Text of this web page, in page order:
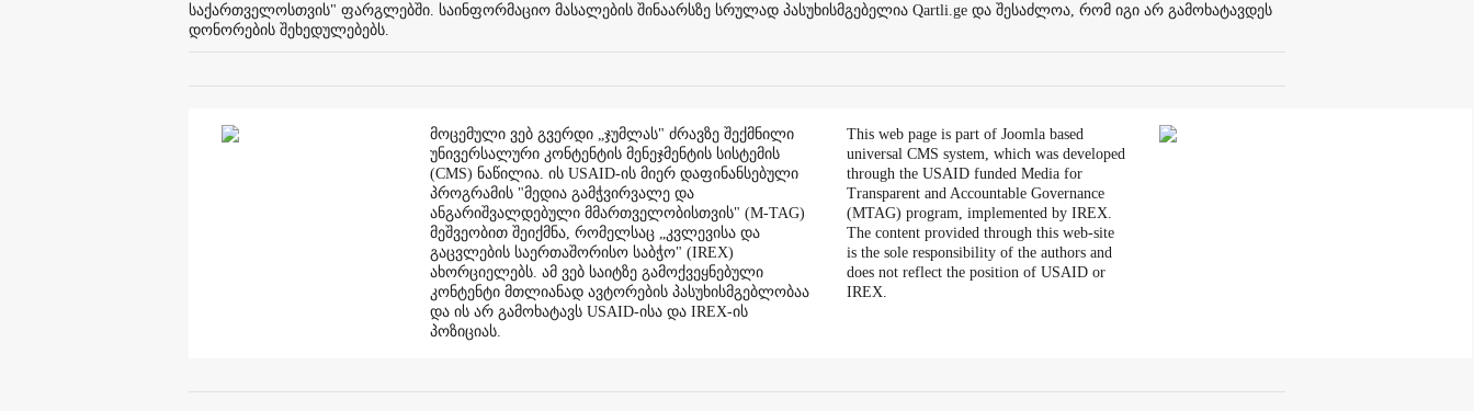
საქართველოსთვის" ფარგლებში. საინფორმაციო მასალების შინაარსზე სრულად პასუხისმგებელია Qartli.ge და შესაძლოა, რომ იგი არ გამოხატავდეს
დონორების შეხედულებებს.
მოცემული ვებ გვერდი „ჯუმლას" ძრავზე შექმნილი
უნივერსალური კონტენტის მენეჯმენტის სისტემის
(CMS) ნაწილია. ის USAID-ის მიერ დაფინანსებული
პროგრამის "მედია გამჭვირვალე და
ანგარიშვალდებული მმართველობისთვის" (M-TAG)
მეშვეობით შეიქმნა, რომელსაც „კვლევისა და
გაცვლების საერთაშორისო საბჭო" (IREX)
ახორციელებს. ამ ვებ საიტზე გამოქვეყნებული
კონტენტი მთლიანად ავტორების პასუხისმგებლობაა
და ის არ გამოხატავს USAID-ისა და IREX-ის
პოზიციას.
This web page is part of Joomla based
universal CMS system, which was developed
through the USAID funded Media for
Transparent and Accountable Governance
(MTAG) program, implemented by IREX.
The content provided through this web-site
is the sole responsibility of the authors and
does not reflect the position of USAID or
IREX.